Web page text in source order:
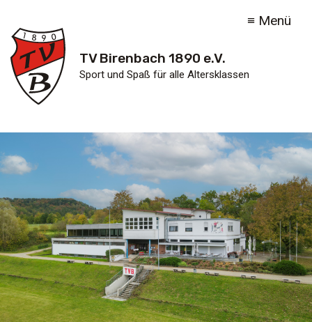
TV Birenbach 1890 e.V.
Sport und Spaß für alle Altersklassen
≡ Menü